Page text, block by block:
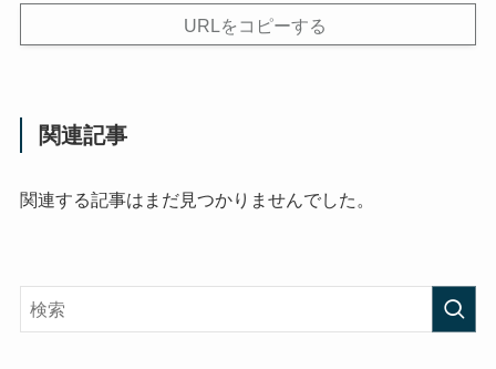
URLをコピーする
関連記事
関連する記事はまだ見つかりませんでした。